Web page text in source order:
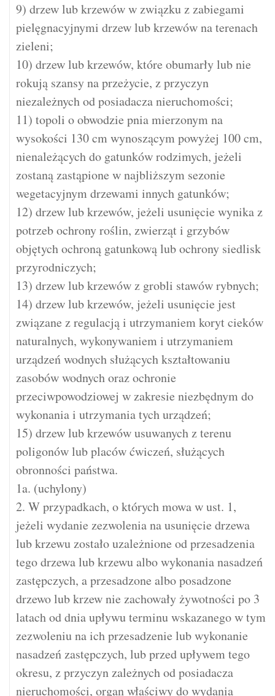
9) drzew lub krzewów w związku z zabiegami
pielęgnacyjnymi drzew lub krzewów na terenach
zieleni;
10) drzew lub krzewów, które obumarły lub nie
rokują szansy na przeżycie, z przyczyn
niezależnych od posiadacza nieruchomości;
11) topoli o obwodzie pnia mierzonym na
wysokości 130 cm wynoszącym powyżej 100 cm,
nienależących do gatunków rodzimych, jeżeli
zostaną zastąpione w najbliższym sezonie
wegetacyjnym drzewami innych gatunków;
12) drzew lub krzewów, jeżeli usunięcie wynika z
potrzeb ochrony roślin, zwierząt i grzybów
objętych ochroną gatunkową lub ochrony siedlisk
przyrodniczych;
13) drzew lub krzewów z grobli stawów rybnych;
14) drzew lub krzewów, jeżeli usunięcie jest
związane z regulacją i utrzymaniem koryt cieków
naturalnych, wykonywaniem i utrzymaniem
urządzeń wodnych służących kształtowaniu
zasobów wodnych oraz ochronie
przeciwpowodziowej w zakresie niezbędnym do
wykonania i utrzymania tych urządzeń;
15) drzew lub krzewów usuwanych z terenu
poligonów lub placów ćwiczeń, służących
obronności państwa.
1a. (uchylony)
2. W przypadkach, o których mowa w ust. 1,
jeżeli wydanie zezwolenia na usunięcie drzewa
lub krzewu zostało uzależnione od przesadzenia
tego drzewa lub krzewu albo wykonania nasadzeń
zastępczych, a przesadzone albo posadzone
drzewo lub krzew nie zachowały żywotności po 3
latach od dnia upływu terminu wskazanego w tym
zezwoleniu na ich przesadzenie lub wykonanie
nasadzeń zastępczych, lub przed upływem tego
okresu, z przyczyn zależnych od posiadacza
nieruchomości, organ właściwy do wydania